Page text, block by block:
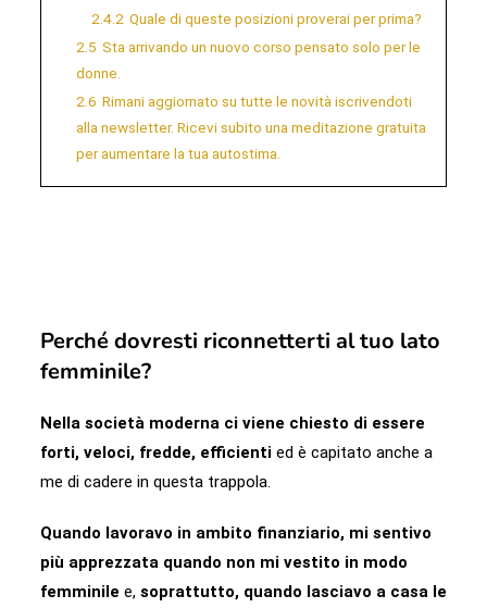
2.4.2 Quale di queste posizioni proverai per prima?
2.5 Sta arrivando un nuovo corso pensato solo per le
donne.
2.6 Rimani aggiornato su tutte le novità iscrivendoti
alla newsletter. Ricevi subito una meditazione gratuita
per aumentare la tua autostima.
Perché dovresti riconnetterti al tuo lato
femminile?
Nella società moderna ci viene chiesto di essere
forti, veloci, fredde, efficientied è capitato anche a
me di cadere in questa trappola.
Quando lavoravo in ambito finanziario, mi sentivo
più apprezzata quando non mi vestito in modo
femminile e, soprattutto, quando lasciavo a casa le